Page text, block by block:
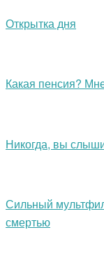
Открытка дня
Какая пенсия?
Никогда, вы
Сильный
смертью